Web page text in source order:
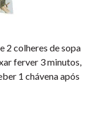
2 colheres de sopa
ferver 3 minutos,
1 chávena após